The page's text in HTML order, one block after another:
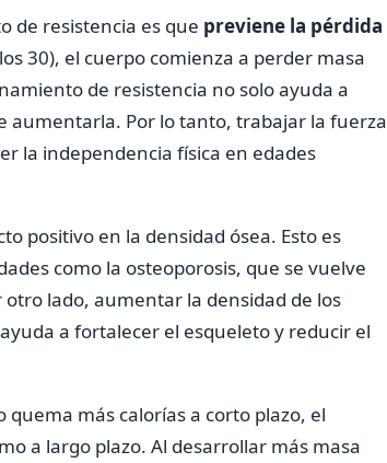
de resistencia es que previene la pérdida
30), el cuerpo comienza a perder masa
de resistencia no solo ayuda a
Por lo tanto, trabajar la fuerza
la independencia física en edades
positivo en la densidad ósea. Esto es
como la osteoporosis, que se vuelve
lado, aumentar la densidad de los
a fortalecer el esqueleto y reducir el
más calorías a corto plazo, el
a largo plazo. Al desarrollar más masa